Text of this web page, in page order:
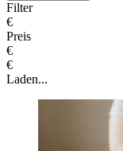
Filter
€
Preis
€
€
Laden...